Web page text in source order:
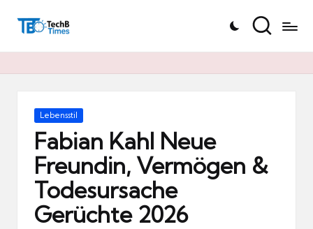
T
h
Posted
Lebensstil
Fabian Kahl Neue
Freundin, Vermögen &
Todesursache
Gerüchte 2026